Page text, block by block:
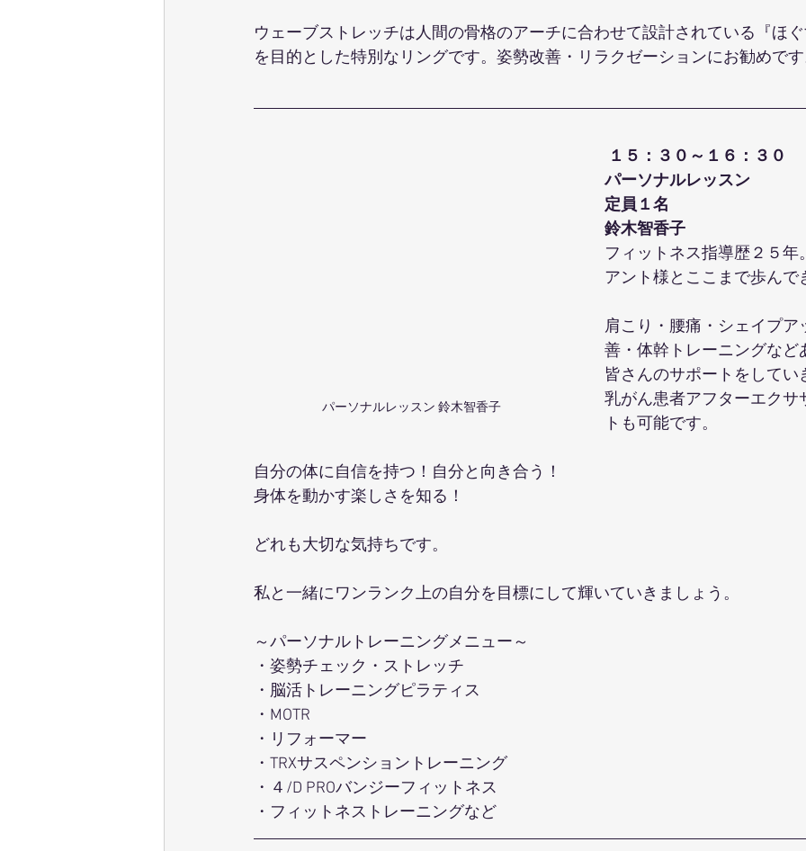
ウェーブストレッチは人間の骨格のアーチに合わせて設計されている『ほ
を目的とした特別なリングです。姿勢改善・リラクゼーションにお勧めで
パーソナルレッスン 鈴木智香子
１５：３０～１６：３０
パーソナルレッスン
定員１名
鈴木智香子
フィットネス指導歴２５年
アント様とここまで歩んで
肩こり・腰痛・シェイプア
善・体幹トレーニングなど
皆さんのサポートをしてい
乳がん患者アフターエクサ
トも可能です。
自分の体に自信を持つ！自分と向き合う！
身体を動かす楽しさを知る！
どれも大切な気持ちです。
私と一緒にワンランク上の自分を目標にして輝いていきましょう。
～パーソナルトレーニングメニュー～
・姿勢チェック・ストレッチ
・脳活トレーニングピラティス
・MOTR
・リフォーマー
・TRXサスペンショントレーニング
・４/D PROバンジーフィットネス
・フィットネストレーニングなど